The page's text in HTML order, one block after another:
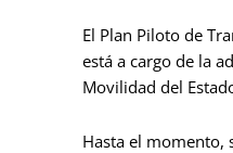
El Plan Piloto de
está a cargo de la
Movilidad del
Hasta el momento,